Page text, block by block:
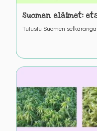
Suomen eläimet:
Tutustu Suomen